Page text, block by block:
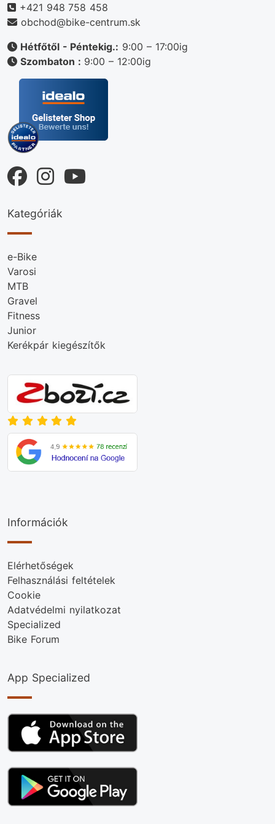
+421 948 758 458
obchod@bike-centrum.sk
Hétfőtől - Péntekig.: 9:00 – 17:00ig
Szombaton : 9:00 – 12:00ig
Kategóriák
e-Bike
Varosi
MTB
Gravel
Fitness
Junior
Kerékpár kiegészítők
Információk
Elérhetőségek
Felhasználási feltételek
Cookie
Adatvédelmi nyilatkozat
Specialized
Bike Forum
App Specialized